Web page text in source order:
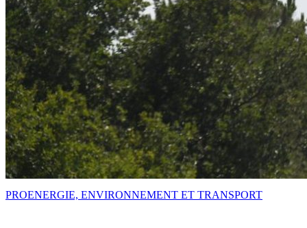
PROENERGIE, ENVIRONNEMENT ET TRANSPORT